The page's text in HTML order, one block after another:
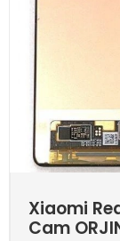
Xiaomi
Cam